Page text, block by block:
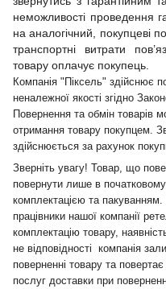
неможливості проведення
на аналогічний, покупцеві
транспортні витрати
товару оплачує покупець.
Компанія "Піксель" здійснює
неналежної якості згідно
Повернення та обмін товарів
отримання товару покупцем.
здійснюється за рахунок
Зверніть увагу! Товар, що
повернути лише в
комплектацією та
працівники нашої компанії
комплектацію товару,
не відповідності компанія
поверненні товару та
послуг доставки при